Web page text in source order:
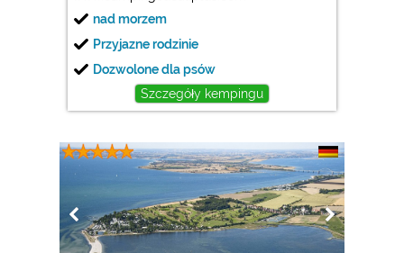
nad morzem
Przyjazne rodzinie
Dozwolone dla psów
Szczegóły kempingu